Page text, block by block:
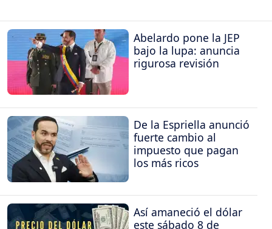
Abelardo pone la JEP
bajo la lupa: anuncia
rigurosa revisión
De la Espriella anunció
fuerte cambio al
impuesto que pagan
los más ricos
Así amaneció el dólar
este sábado 8 de